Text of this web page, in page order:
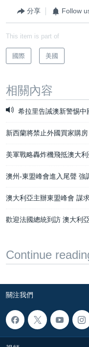
分享 Follow
This item is part of
國際 美國
相關內容
希拉里告誡澳新警惕中
新西蘭將禁止外國買家購房
美軍戰略轟炸機飛抵澳大利
澳州-東盟峰會進入尾聲 強
澳大利亞主辦東盟峰會 謀
歡迎法國總統到訪 澳大利
Continue
關注我們